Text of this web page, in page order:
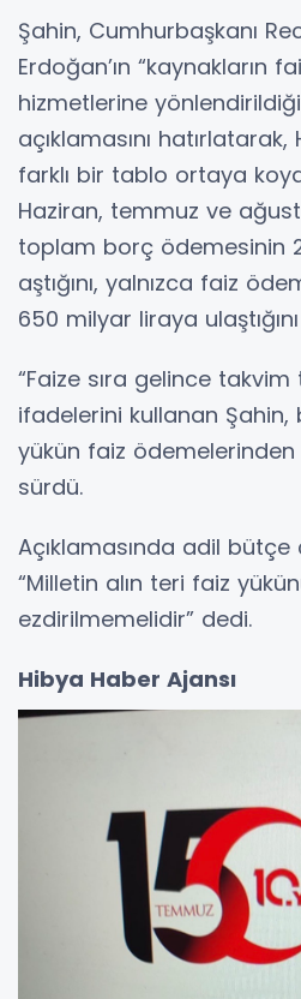
Şahin, Cumhurbaşkanı
Erdoğan’ın “kaynakların
hizmetlerine
açıklamasını
farklı bir tablo ortaya
Haziran, temmuz ve
toplam borç ödemesinin
aştığını, yalnızca faiz
650 milyar liraya
“Faize sıra gelince takvim
ifadelerini kullanan
yükün faiz ödemelerinden
sürdü.
Açıklamasında adil bütçe
“Milletin alın teri faiz
ezdirilmemelidir” dedi.
Hibya Haber Ajansı